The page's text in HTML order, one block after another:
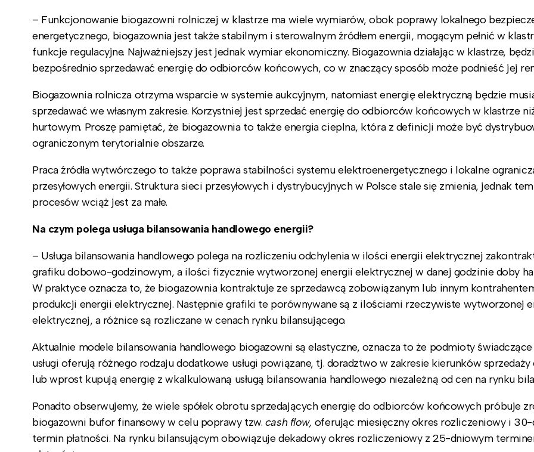
– Funkcjonowanie biogazowni rolniczej w klastrze ma wiele wymiarów, obok poprawy lokalnego
energetycznego, biogazownia jest także stabilnym i sterowalnym źródłem energii, mogącym pełnić w
funkcje regulacyjne. Najważniejszy jest jednak wymiar ekonomiczny. Biogazownia działając w klastrze,
bezpośrednio sprzedawać energię do odbiorców końcowych, co w znaczący sposób może podnieść jej
Biogazownia rolnicza otrzyma wsparcie w systemie aukcyjnym, natomiast energię elektryczną będzie
sprzedawać we własnym zakresie. Korzystniej jest sprzedać energię do odbiorców końcowych w klastrze
hurtowym. Proszę pamiętać, że biogazownia to także energia cieplna, która z definicji może być
ograniczonym terytorialnie obszarze.
Praca źródła wytwórczego to także poprawa stabilności systemu elektroenergetycznego i lokalne
przesyłowych energii. Struktura sieci przesyłowych i dystrybucyjnych w Polsce stale się zmienia, jednak
procesów wciąż jest za małe.
Na czym polega usługa bilansowania handlowego energii?
– Usługa bilansowania handlowego polega na rozliczeniu odchylenia w ilości energii elektrycznej
grafiku dobowo-godzinowym, a ilości fizycznie wytworzonej energii elektrycznej w danej godzinie doby
W praktyce oznacza to, że biogazownia kontraktuje ze sprzedawcą zobowiązanym lub innym
produkcji energii elektrycznej. Następnie grafiki te porównywane są z ilościami rzeczywiste wytworzonej
elektrycznej, a różnice są rozliczane w cenach rynku bilansującego.
Aktualnie modele bilansowania handlowego biogazowni są elastyczne, oznacza to że podmioty
usługi oferują różnego rodzaju dodatkowe usługi powiązane, tj. doradztwo w zakresie kierunków sprzedaży
lub wprost kupują energię z wkalkulowaną usługą bilansowania handlowego niezależną od cen na rynku
Ponadto obserwujemy, że wiele spółek obrotu sprzedających energię do odbiorców końcowych próbuje
biogazowni bufor finansowy w celu poprawy tzw. cash flow, oferując miesięczny okres rozliczeniowy i
termin płatności. Na rynku bilansującym obowiązuje dekadowy okres rozliczeniowy z 25-dniowym